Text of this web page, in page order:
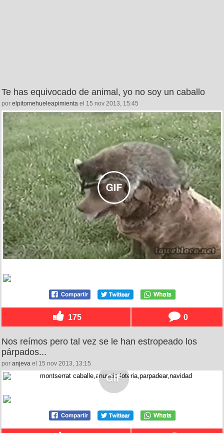
Te has equivocado de animal, yo no soy un caballo
por elpitomehueleapimienta el 15 nov 2013, 15:45
175 0
Nos reímos pero tal vez se le han estropeado los
párpados...
por anjeva el 15 nov 2013, 13:15